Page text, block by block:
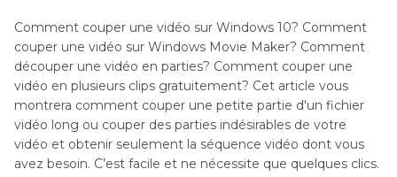
Comment couper une vidéo sur Windows 10? Comment
couper une vidéo sur Windows Movie Maker? Comment
découper une vidéo en parties? Comment couper une
vidéo en plusieurs clips gratuitement? Cet article vous
montrera comment couper une petite partie d'un fichier
vidéo long ou couper des parties indésirables de votre
vidéo et obtenir seulement la séquence vidéo dont vous
avez besoin. C’est facile et ne nécessite que quelques clics.